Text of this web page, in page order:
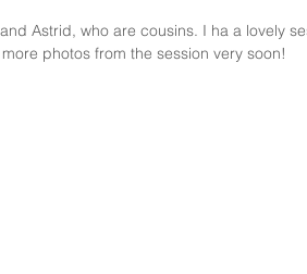
PORTRÄTT VÅR
Astrid, who are cousins. I ha a lovely
photos from the session very soon!